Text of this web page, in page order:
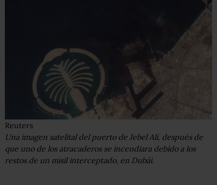
Reuters
Una imagen satelital del puerto de Jebel Ali, después de
que uno de los atracaderos se incendiara debido a los
restos de un misil interceptado, en Dubái.